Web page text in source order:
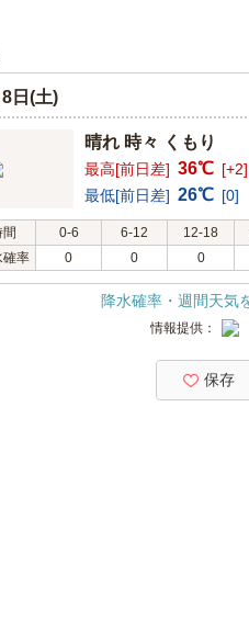
日(土)
晴れ 時々 くもり
最高[前日差] 36℃ [+2]
最低[前日差] 26℃ [0]
0-6 6-12 12-18
確率
0 0 0
降水確率・週間天気
情報提供：
保存